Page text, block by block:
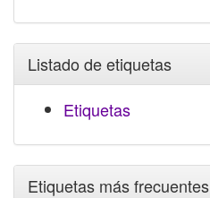
Listado de etiquetas
Etiquetas
Etiquetas más frecuentes